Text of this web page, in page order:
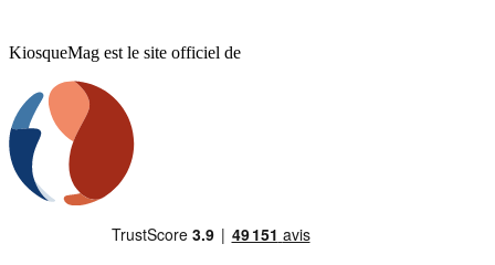
KiosqueMag est le site officiel de